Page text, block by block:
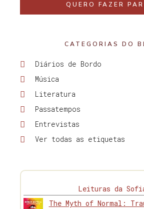
QUERO FAZER
CATEGORIAS DO
Diários de Bordo
Música
Literatura
Passatempos
Entrevistas
Ver todas as etiquetas
Leituras da
The Myth of Normal: